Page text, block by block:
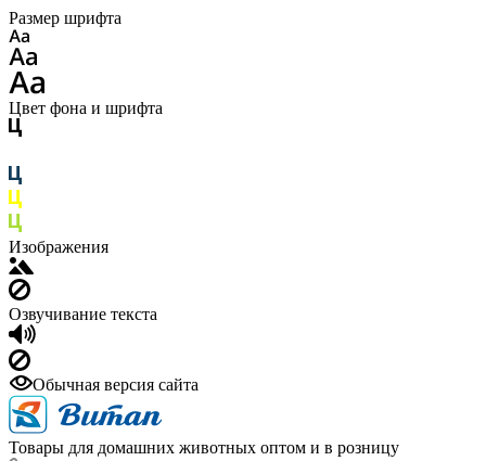
Размер шрифта
Цвет фона и шрифта
Изображения
Озвучивание текста
Обычная версия сайта
Товары для домашних животных оптом и в розницу